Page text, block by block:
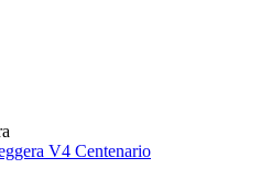
V4 Centenario